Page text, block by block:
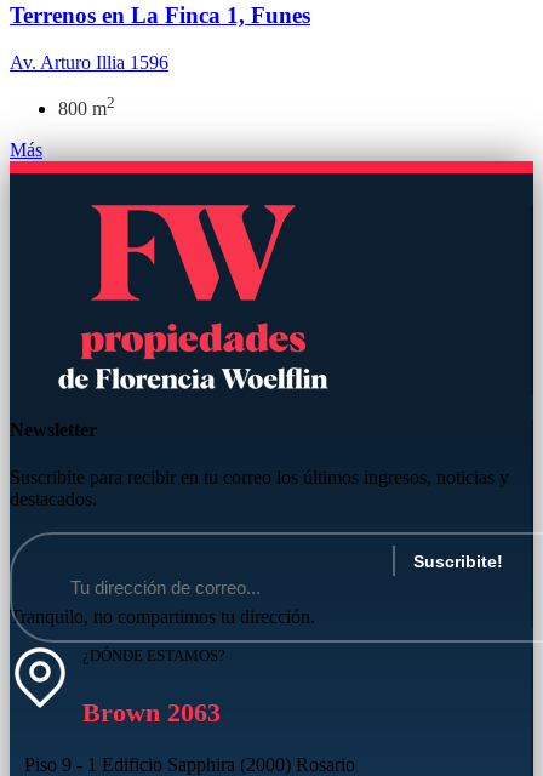
Terrenos en La Finca 1, Funes
Av. Arturo Illia 1596
800 m2
Más
Newsletter
Suscribite para recibir en tu correo los últimos ingresos, noticias y
destacados.
Tranquilo, no compartimos tu dirección.
¿DÓNDE ESTAMOS?
Brown 2063
Piso 9 - 1 Edificio Sapphira (2000) Rosario